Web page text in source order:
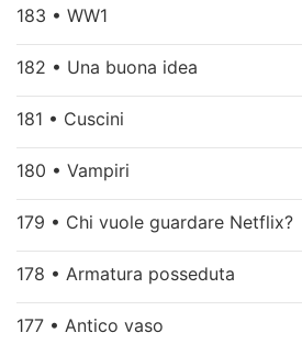
183 • WW1
182 • Una buona idea
181 • Cuscini
180 • Vampiri
179 • Chi vuole guardare Netflix?
178 • Armatura posseduta
177 • Antico vaso